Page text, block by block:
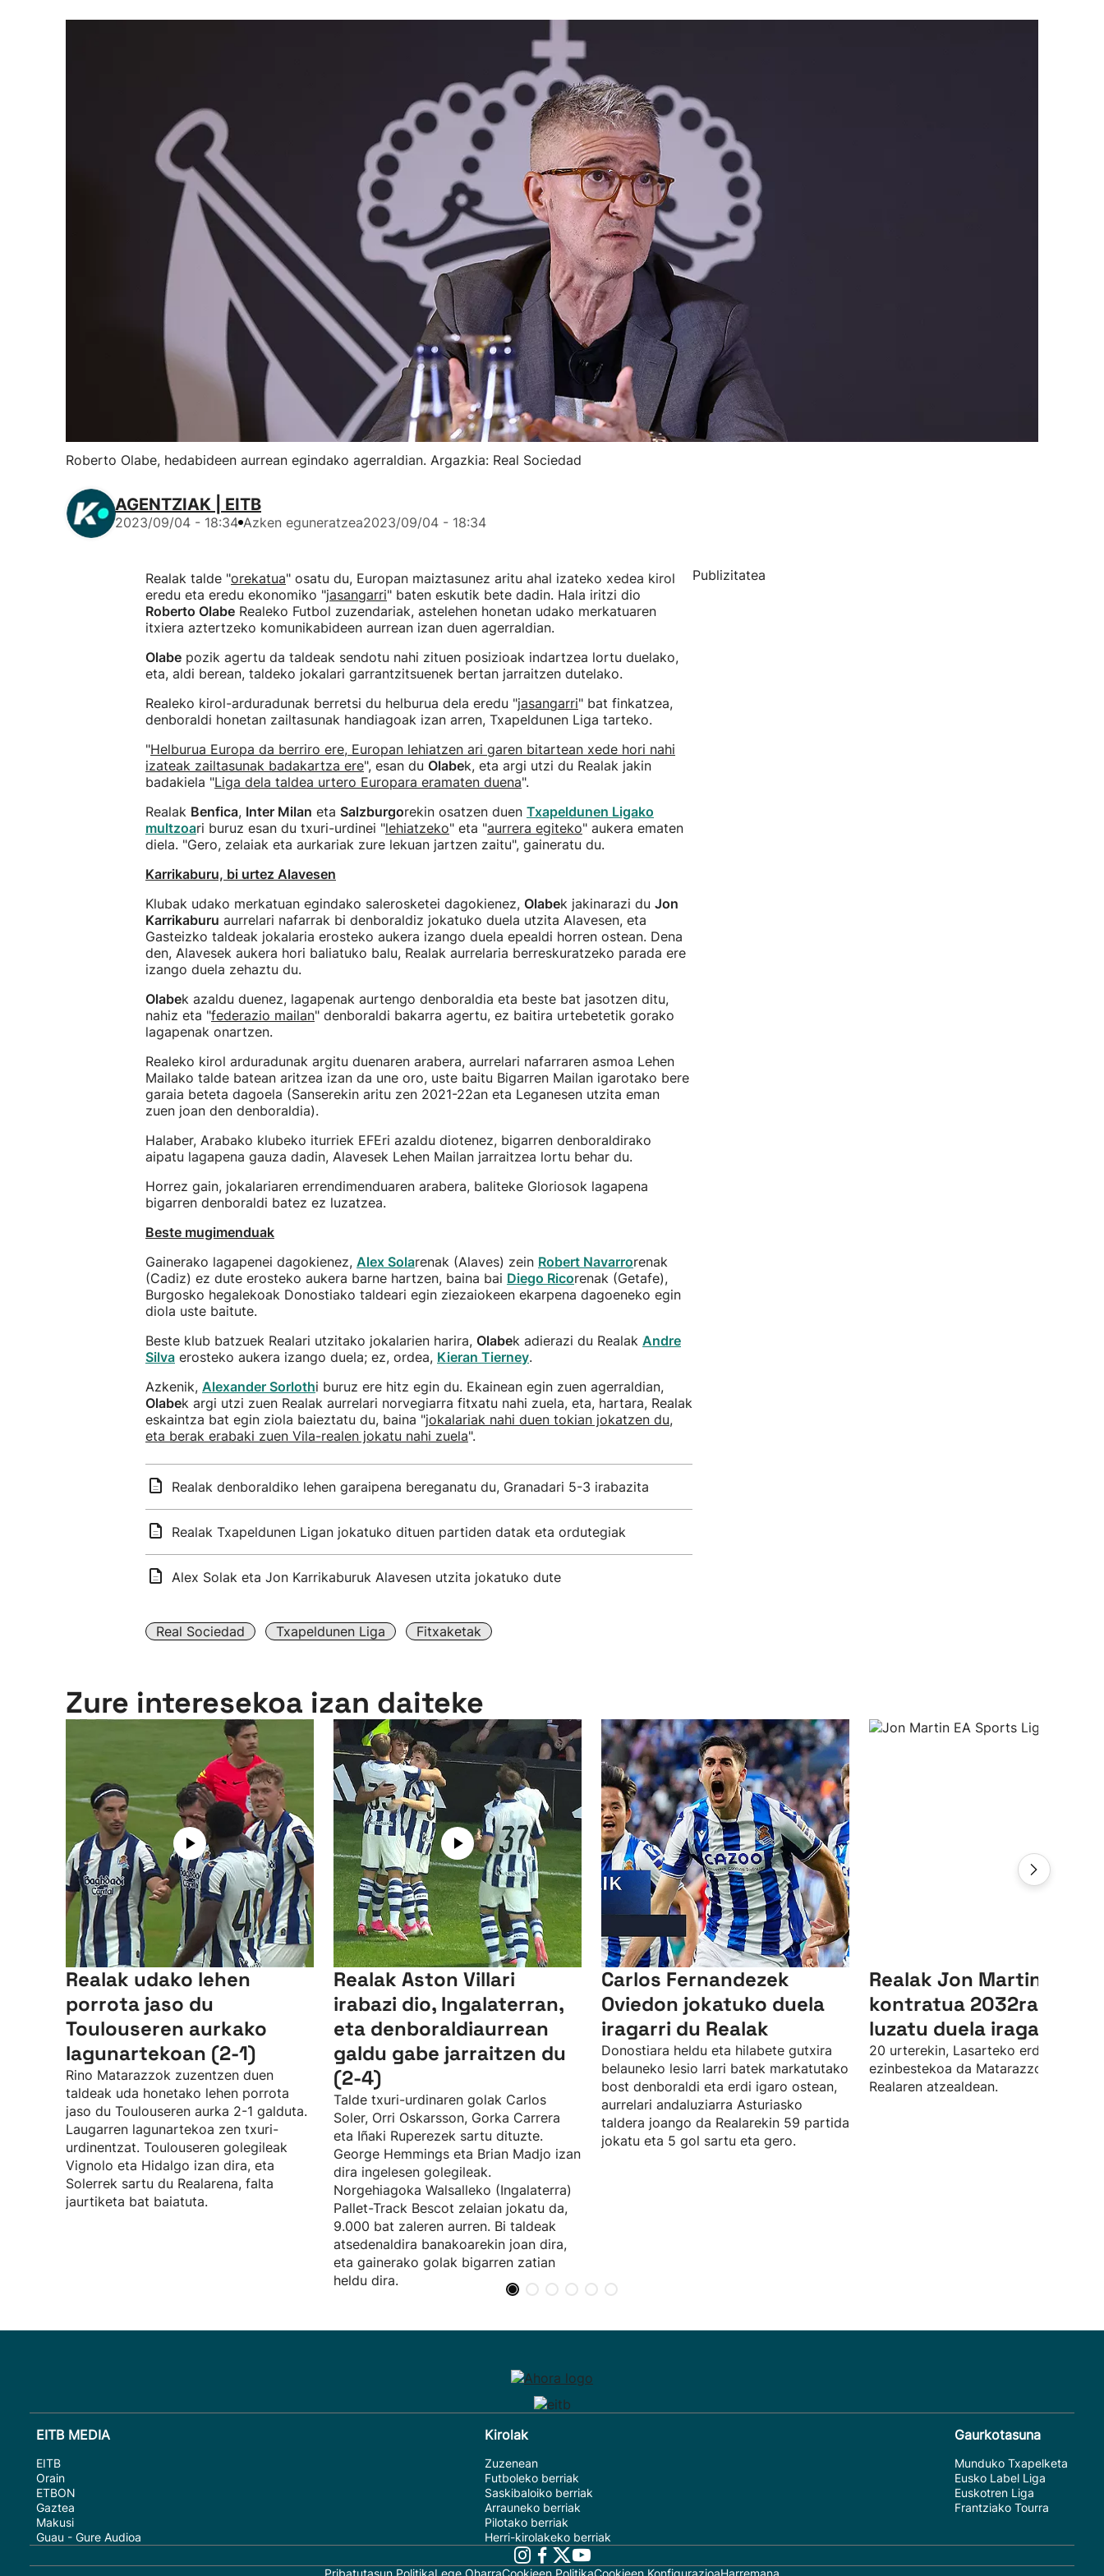
Roberto Olabe, hedabideen aurrean egindako agerraldian. Argazkia: Real Sociedad
AGENTZIAK | EITB
2023/09/04 - 18:34 Azken eguneratzea2023/09/04 - 18:34
Realak talde "orekatua" osatu du, Europan maiztasunez aritu ahal izateko xedea kirol
eredu eta eredu ekonomiko "jasangarri" baten eskutik bete dadin. Hala iritzi dio
Roberto Olabe Realeko Futbol zuzendariak, astelehen honetan udako merkatuaren
itxiera aztertzeko komunikabideen aurrean izan duen agerraldian.
Olabe pozik agertu da taldeak sendotu nahi zituen posizioak indartzea lortu duelako,
eta, aldi berean, taldeko jokalari garrantzitsuenek bertan jarraitzen dutelako.
Realeko kirol-arduradunak berretsi du helburua dela eredu "jasangarri" bat finkatzea,
denboraldi honetan zailtasunak handiagoak izan arren, Txapeldunen Liga tarteko.
"Helburua Europa da berriro ere, Europan lehiatzen ari garen bitartean xede hori nahi
izateak zailtasunak badakartza ere", esan du Olabek, eta argi utzi du Realak jakin
badakiela "Liga dela taldea urtero Europara eramaten duena".
Realak Benfica, Inter Milan eta Salzburgorekin osatzen duen Txapeldunen Ligako
multzoari buruz esan du txuri-urdinei "lehiatzeko" eta "aurrera egiteko" aukera ematen
diela. "Gero, zelaiak eta aurkariak zure lekuan jartzen zaitu", gaineratu du.
Karrikaburu, bi urtez Alavesen
Klubak udako merkatuan egindako salerosketei dagokienez, Olabek jakinarazi du Jon
Karrikaburu aurrelari nafarrak bi denboraldiz jokatuko duela utzita Alavesen, eta
Gasteizko taldeak jokalaria erosteko aukera izango duela epealdi horren ostean. Dena
den, Alavesek aukera hori baliatuko balu, Realak aurrelaria berreskuratzeko parada ere
izango duela zehaztu du.
Olabek azaldu duenez, lagapenak aurtengo denboraldia eta beste bat jasotzen ditu,
nahiz eta "federazio mailan" denboraldi bakarra agertu, ez baitira urtebetetik gorako
lagapenak onartzen.
Realeko kirol arduradunak argitu duenaren arabera, aurrelari nafarraren asmoa Lehen
Mailako talde batean aritzea izan da une oro, uste baitu Bigarren Mailan igarotako bere
garaia beteta dagoela (Sanserekin aritu zen 2021-22an eta Leganesen utzita eman
zuen joan den denboraldia).
Halaber, Arabako klubeko iturriek EFEri azaldu diotenez, bigarren denboraldirako
aipatu lagapena gauza dadin, Alavesek Lehen Mailan jarraitzea lortu behar du.
Horrez gain, jokalariaren errendimenduaren arabera, baliteke Gloriosok lagapena
bigarren denboraldi batez ez luzatzea.
Beste mugimenduak
Gainerako lagapenei dagokienez, Alex Solarenak (Alaves) zein Robert Navarrorenak
(Cadiz) ez dute erosteko aukera barne hartzen, baina bai Diego Ricorenak (Getafe),
Burgosko hegalekoak Donostiako taldeari egin ziezaiokeen ekarpena dagoeneko egin
diola uste baitute.
Beste klub batzuek Realari utzitako jokalarien harira, Olabek adierazi du Realak Andre
Silva erosteko aukera izango duela; ez, ordea, Kieran Tierney.
Azkenik, Alexander Sorlothi buruz ere hitz egin du. Ekainean egin zuen agerraldian,
Olabek argi utzi zuen Realak aurrelari norvegiarra fitxatu nahi zuela, eta, hartara, Realak
eskaintza bat egin ziola baieztatu du, baina "jokalariak nahi duen tokian jokatzen du,
eta berak erabaki zuen Vila-realen jokatu nahi zuela".
Realak denboraldiko lehen garaipena bereganatu du, Granadari 5-3 irabazita
Realak Txapeldunen Ligan jokatuko dituen partiden datak eta ordutegiak
Alex Solak eta Jon Karrikaburuk Alavesen utzita jokatuko dute
Real Sociedad Txapeldunen Liga Fitxaketak
Publizitatea
Zure interesekoa izan daiteke
Realak udako lehen
porrota jaso du
Toulouseren aurkako
lagunartekoan (2-1)
Rino Matarazzok zuzentzen duen
taldeak uda honetako lehen porrota
jaso du Toulouseren aurka 2-1 galduta.
Laugarren lagunartekoa zen txuri-
urdinentzat. Toulouseren golegileak
Vignolo eta Hidalgo izan dira, eta
Solerrek sartu du Realarena, falta
jaurtiketa bat baiatuta.
Realak Aston Villari
irabazi dio, Ingalaterran,
eta denboraldiaurrean
galdu gabe jarraitzen du
(2-4)
Talde txuri-urdinaren golak Carlos
Soler, Orri Oskarsson, Gorka Carrera
eta Iñaki Ruperezek sartu dituzte.
George Hemmings eta Brian Madjo izan
dira ingelesen golegileak.
Norgehiagoka Walsalleko (Ingalaterra)
Pallet-Track Bescot zelaian jokatu da,
9.000 bat zaleren aurren. Bi taldeak
atsedenaldira banakoarekin joan dira,
eta gainerako golak bigarren zatian
heldu dira.
Carlos Fernandezek
Oviedon jokatuko duela
iragarri du Realak
Donostiara heldu eta hilabete gutxira
belauneko lesio larri batek markatutako
bost denboraldi eta erdi igaro ostean,
aurrelari andaluziarra Asturiasko
taldera joango da Realarekin 59 partida
jokatu eta 5 gol sartu eta gero.
Realak Jon Martinen
kontratua 2032ra arte
luzatu duela iragarri du
20 urterekin, Lasarteko erdiko
ezinbestekoa da Matarazzorentzat
Realaren atzealdean.
EITB MEDIA
EITB
Orain
ETBON
Gaztea
Makusi
Guau - Gure Audioa
Kirolak
Zuzenean
Futboleko berriak
Saskibaloiko berriak
Arrauneko berriak
Pilotako berriak
Herri-kirolakeko berriak
Gaurkotasuna
Munduko Txapelketa
Eusko Label Liga
Euskotren Liga
Frantziako Tourra
Pribatutasun PolitikaLege OharraCookieen PolitikaCookieen KonfigurazioaHarremana